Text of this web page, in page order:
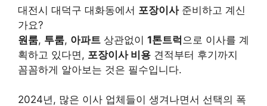
대전시 대덕구 대화동에서 포장이사준비하고 계신
가요?
원룸, 투룸, 아파트 상관없이 1톤트럭 으로 이사를 계
획하고 있다면, 포장이사 비용 견적부터 후기까지
꼼꼼하게 알아보는 것은 필수입니다.
2024년, 많은 이사 업체들이 생겨나면서 선택의 폭